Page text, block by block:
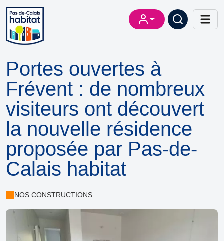
Portes ouvertes à
Frévent : de nombreux
visiteurs ont découvert
la nouvelle résidence
proposée par Pas-de-
Calais habitat
NOS CONSTRUCTIONS